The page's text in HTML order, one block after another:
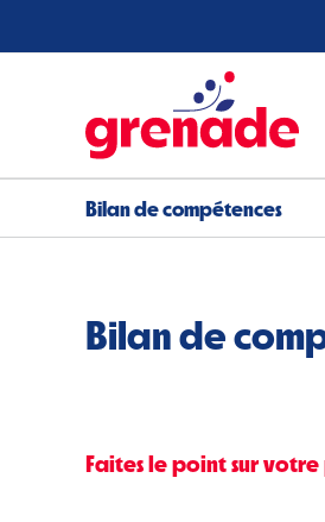
Bilan de compétences
Bilan de
Faites le point sur